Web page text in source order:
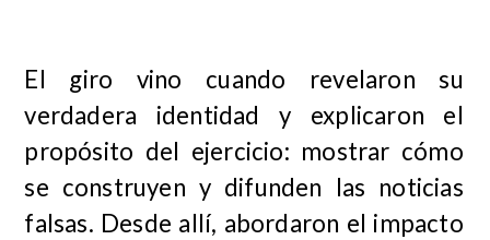
El giro vino cuando revelaron su
verdadera identidad y explicaron el
propósito del ejercicio: mostrar cómo
se construyen y difunden las noticias
falsas. Desde allí, abordaron el impacto